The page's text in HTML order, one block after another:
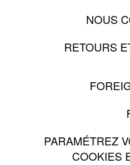
NOUS
RETOURS
PARAMÉTREZ
COOKIES